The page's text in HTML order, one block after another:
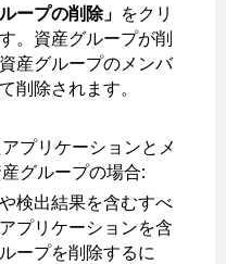
ープの削除」 をクリ
。資産グループが削
産グループのメンバ
削除されます。
プリケーションとメ
グループの場合:
検出結果を含むすべ
プリケーションを含
ープを削除するに